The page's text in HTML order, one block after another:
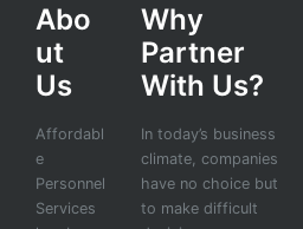
Abo
ut
Us
Affordabl
e
Personnel
Services
Why
Partner
With Us?
In today’s business
climate, companies
have no choice but
to make difficult